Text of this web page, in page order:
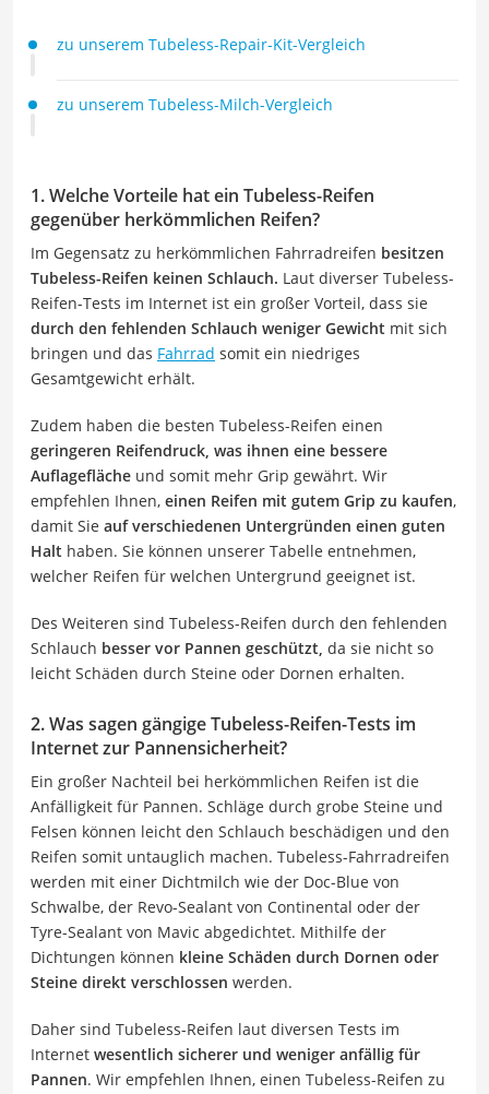
zu unserem Tubeless-Repair-Kit-Vergleich
zu unserem Tubeless-Milch-Vergleich
1. Welche Vorteile hat ein Tubeless-Reifen
gegenüber herkömmlichen Reifen?
Im Gegensatz zu herkömmlichen Fahrradreifen besitzen
Tubeless-Reifen keinen Schlauch. Laut diverser Tubeless-
Reifen-Tests im Internet ist ein großer Vorteil, dass sie
durch den fehlenden Schlauch weniger Gewicht mit sich
bringen und das Fahrrad somit ein niedriges
Gesamtgewicht erhält.
Zudem haben die besten Tubeless-Reifen einen
geringeren Reifendruck, was ihnen eine bessere
Auflagefläche und somit mehr Grip gewährt. Wir
empfehlen Ihnen, einen Reifen mit gutem Grip zu kaufen,
damit Sie auf verschiedenen Untergründen einen guten
Halt haben. Sie können unserer Tabelle entnehmen,
welcher Reifen für welchen Untergrund geeignet ist.
Des Weiteren sind Tubeless-Reifen durch den fehlenden
Schlauch besser vor Pannen geschützt, da sie nicht so
leicht Schäden durch Steine oder Dornen erhalten.
2. Was sagen gängige Tubeless-Reifen-Tests im
Internet zur Pannensicherheit?
Ein großer Nachteil bei herkömmlichen Reifen ist die
Anfälligkeit für Pannen. Schläge durch grobe Steine und
Felsen können leicht den Schlauch beschädigen und den
Reifen somit untauglich machen. Tubeless-Fahrradreifen
werden mit einer Dichtmilch wie der Doc-Blue von
Schwalbe, der Revo-Sealant von Continental oder der
Tyre-Sealant von Mavic abgedichtet. Mithilfe der
Dichtungen können kleine Schäden durch Dornen oder
Steine direkt verschlossen werden.
Daher sind Tubeless-Reifen laut diversen Tests im
Internet wesentlich sicherer und weniger anfällig für
Pannen. Wir empfehlen Ihnen, einen Tubeless-Reifen zu